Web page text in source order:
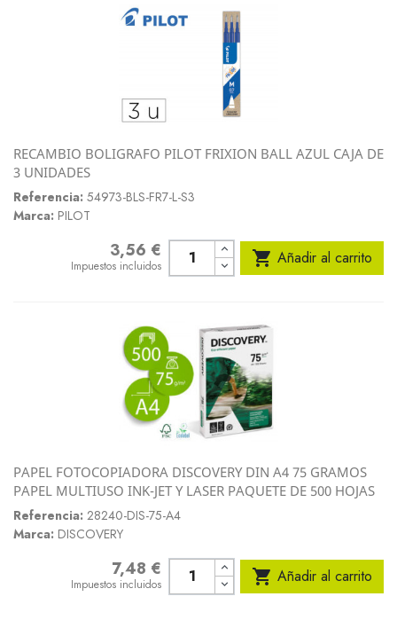
RECAMBIO BOLIGRAFO PILOT FRIXION BALL AZUL CAJA DE
3 UNIDADES
Referencia: 54973-BLS-FR7-L-S3
Marca: PILOT
3,56 €
Impuestos incluidos  Añadir al carrito
PAPEL FOTOCOPIADORA DISCOVERY DIN A4 75 GRAMOS
PAPEL MULTIUSO INK-JET Y LASER PAQUETE DE 500 HOJAS
Referencia: 28240-DIS-75-A4
Marca: DISCOVERY
7,48 €
Impuestos incluidos  Añadir al carrito